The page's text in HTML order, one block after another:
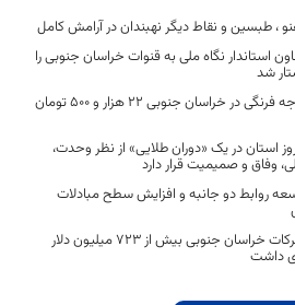
، طبسين و نقاط ديگر نهبندان در آرامش كامل
استاندار نگاه ملی به قنوات خراسان جنوبی را
شد
گوجه فرنگی در خراسان جنوبی 22 هزار و 500 تومان
استان در یک «دوران طلایی» از نظر وحدت،
وفاق و صمیمیت قرار دارد
روابط دو جانبه و افزایش سطح مبادلات
گمرکات خراسان جنوبی بیش از ۷۲۳ میلیون دلار
داشت